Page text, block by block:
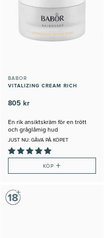
BABOR
VITALIZING CREAM RICH
805 kr
En rik ansiktskräm för en trött
och gråglåmig hud
JUST NU: GÅVA PÅ KÖPET
KÖP +